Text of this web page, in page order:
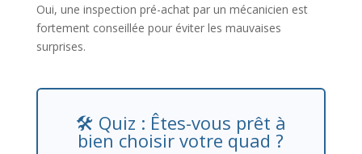
Oui, une inspection pré-achat par un mécanicien est
fortement conseillée pour éviter les mauvaises
surprises.
🛠️ Quiz : Êtes-vous prêt à
bien choisir votre quad ?